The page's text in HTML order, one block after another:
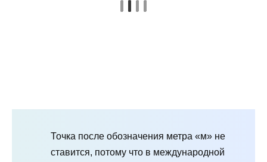
Точка после обозначения метра «м» не
ставится, потому что в международной